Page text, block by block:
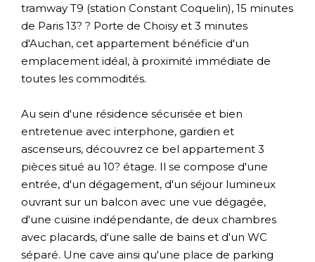
tramway T9 (station Constant Coquelin), 15 minutes
de Paris 13? ? Porte de Choisy et 3 minutes
d'Auchan, cet appartement bénéficie d'un
emplacement idéal, à proximité immédiate de
toutes les commodités.
Au sein d'une résidence sécurisée et bien
entretenue avec interphone, gardien et
ascenseurs, découvrez ce bel appartement 3
pièces situé au 10? étage. Il se compose d'une
entrée, d'un dégagement, d'un séjour lumineux
ouvrant sur un balcon avec une vue dégagée,
d'une cuisine indépendante, de deux chambres
avec placards, d'une salle de bains et d'un WC
séparé. Une cave ainsi qu'une place de parking